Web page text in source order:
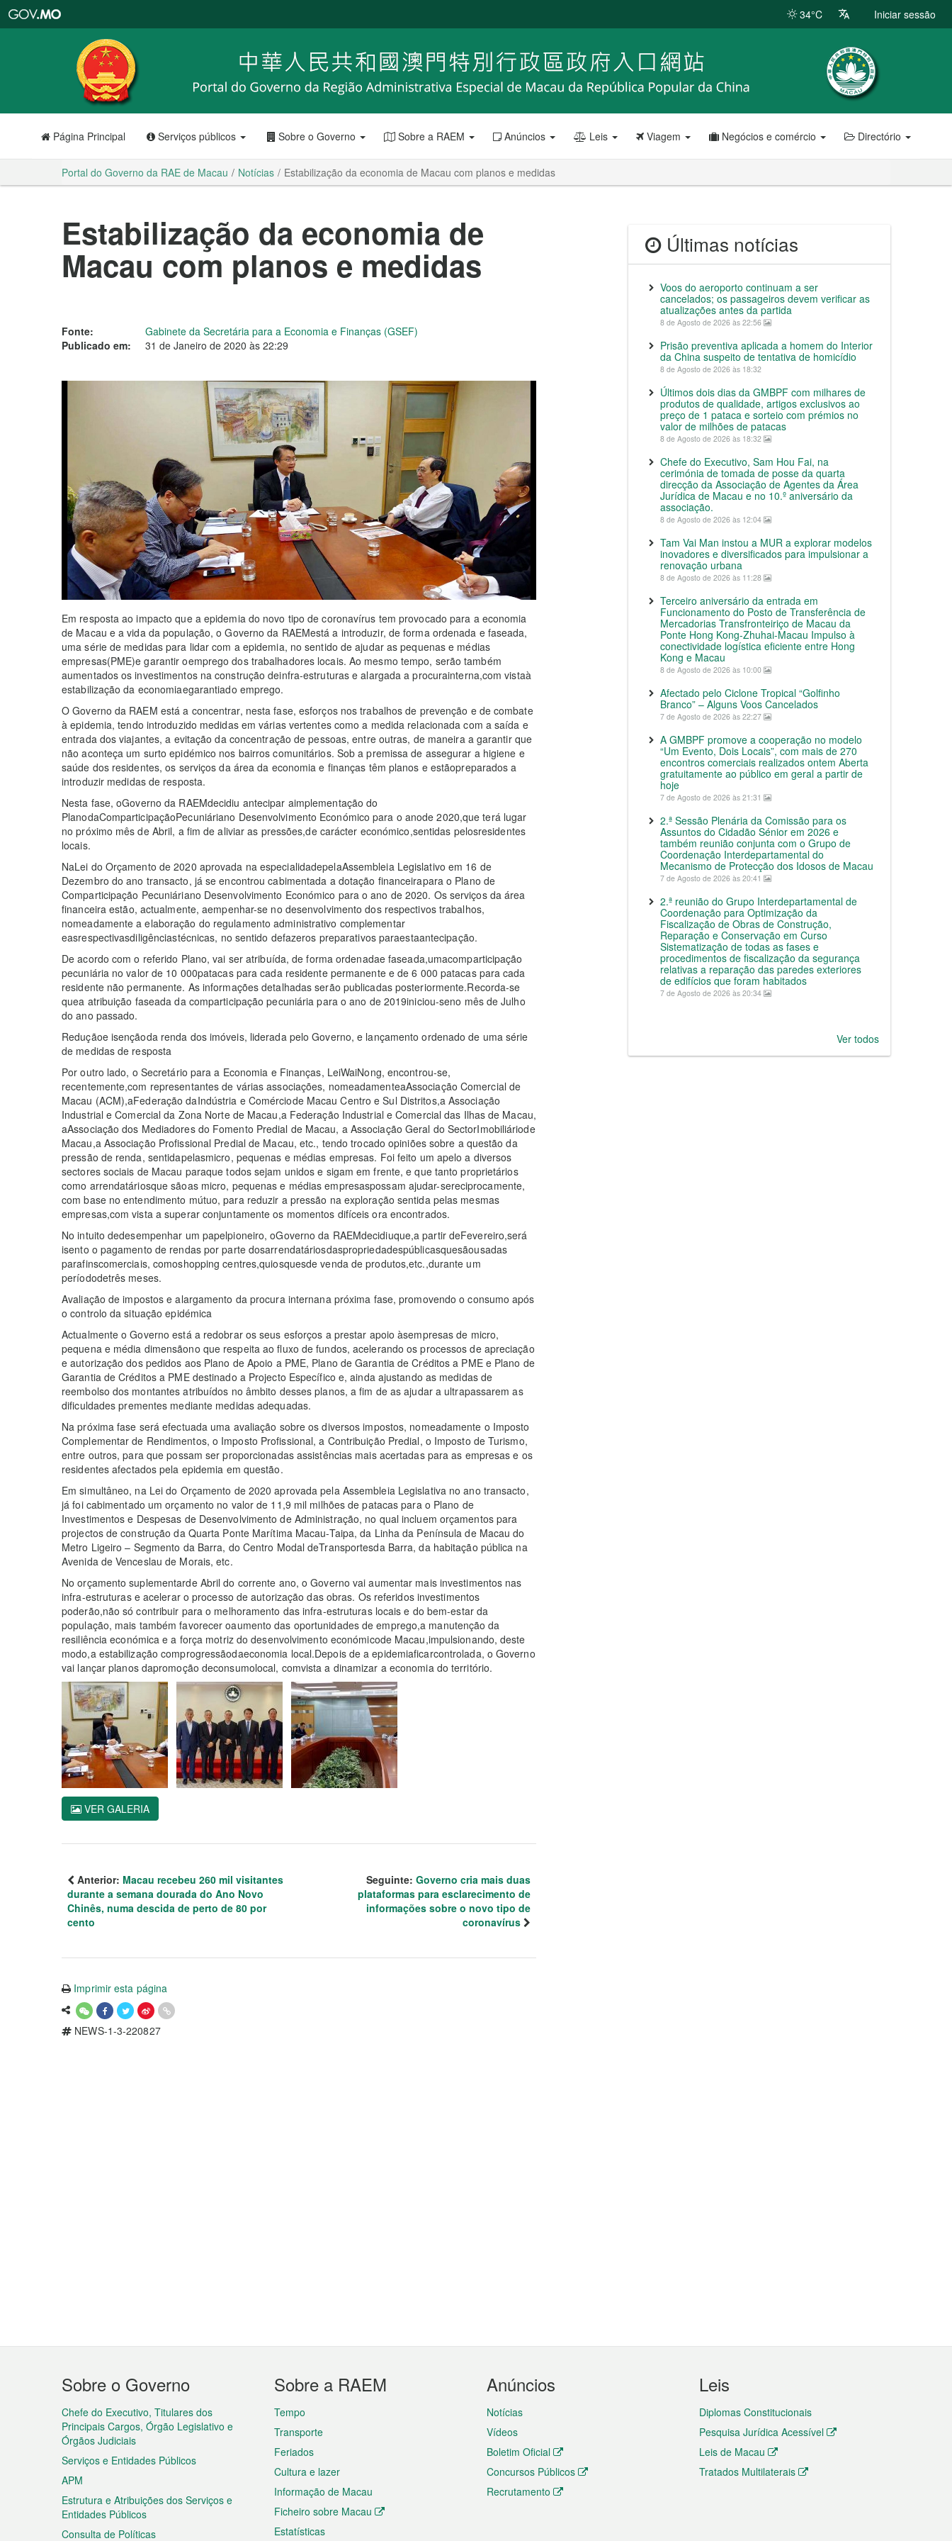
RAE
de
Macau
34°C Iniciar sessão
Página Principal Serviços públicos Sobre o Governo Sobre a RAEM Anúncios Leis Viagem Negócios e comércio Directório
Portal do Governo da RAE de Macau Notícias Estabilização da economia de Macau com planos e medidas
Estabilização da economia de
Macau com planos e medidas
Fonte:
Gabinete da Secretária para a Economia e Finanças (GSEF)
Publicado em:
31 de Janeiro de 2020 às 22:29
Em resposta ao impacto que a epidemia do novo tipo de coronavírus tem provocado para a economia
de Macau e a vida da população, o Governo da RAEMestá a introduzir, de forma ordenada e faseada,
uma série de medidas para lidar com a epidemia, no sentido de ajudar as pequenas e médias
empresas(PME)e garantir oemprego dos trabalhadores locais. Ao mesmo tempo, serão também
aumentados os investimentos na construção deinfra-estruturas e alargada a procurainterna,com vistaà
estabilização da economiaegarantiado emprego.
O Governo da RAEM está a concentrar, nesta fase, esforços nos trabalhos de prevenção e de combate
à epidemia, tendo introduzido medidas em várias vertentes como a medida relacionada com a saída e
entrada dos viajantes, a evitação da concentração de pessoas, entre outras, de maneira a garantir que
não aconteça um surto epidémico nos bairros comunitários. Sob a premissa de assegurar a higiene e
saúde dos residentes, os serviços da área da economia e finanças têm planos e estãopreparados a
introduzir medidas de resposta.
​Nesta fase, oGoverno da RAEMdecidiu antecipar aimplementação do
PlanodaComparticipaçãoPecuniáriano Desenvolvimento Económico para o anode 2020,que terá lugar
no próximo mês de Abril, a fim de aliviar as pressões,de carácter económico,sentidas pelosresidentes
locais.
​NaLei do Orçamento de 2020 aprovada na especialidadepelaAssembleia Legislativo em 16 de
Dezembro do ano transacto, já se encontrou cabimentada a dotação financeirapara o Plano de
Comparticipação Pecuniáriano Desenvolvimento Económico para o ano de 2020. Os serviços da área
financeira estão, actualmente, aempenhar-se no desenvolvimento dos respectivos trabalhos,
nomeadamente a elaboração do regulamento administrativo complementar
easrespectivasdiligênciastécnicas, no sentido defazeros preparativos paraestaantecipação.
​De acordo com o referido Plano, vai ser atribuída, de forma ordenadae faseada,umacomparticipação
pecuniária no valor de 10 000patacas para cada residente permanente e de 6 000 patacas para cada
residente não permanente. As informações detalhadas serão publicadas posteriormente.Recorda-se
quea atribuição faseada da comparticipação pecuniária para o ano de 2019iniciou-seno mês de Julho
do ano passado.
Reduçãoe isençãoda renda dos imóveis, liderada pelo Governo, e lançamento ordenado de uma série
de medidas de resposta
​Por outro lado, o Secretário para a Economia e Finanças, LeiWaiNong, encontrou-se,
recentemente,com representantes de várias associações, nomeadamenteaAssociação Comercial de
Macau (ACM),aFederação daIndústria e Comérciode Macau Centro e Sul Distritos,a Associação
Industrial e Comercial da Zona Norte de Macau,a Federação Industrial e Comercial das Ilhas de Macau,
aAssociação dos Mediadores do Fomento Predial de Macau, a Associação Geral do SectorImobiliáriode
Macau,a Associação Profissional Predial de Macau, etc., tendo trocado opiniões sobre a questão da
pressão de renda, sentidapelasmicro, pequenas e médias empresas. Foi feito um apelo a diversos
sectores sociais de Macau paraque todos sejam unidos e sigam em frente, e que tanto proprietários
como arrendatáriosque sãoas micro, pequenas e médias empresaspossam ajudar-sereciprocamente,
com base no entendimento mútuo, para reduzir a pressão na exploração sentida pelas mesmas
empresas,com vista a superar conjuntamente os momentos difíceis ora encontrados.
​No intuito dedesempenhar um papelpioneiro, oGoverno da RAEMdecidiuque,a partir deFevereiro,será
isento o pagamento de rendas por parte dosarrendatáriosdaspropriedadespúblicasquesãousadas
parafinscomerciais, comoshopping centres,quiosquesde venda de produtos,etc.,durante um
períododetrês meses.
Avaliação de impostos e alargamento da procura internana próxima fase, promovendo o consumo após
o controlo da situação epidémica
​Actualmente o Governo está a redobrar os seus esforços a prestar apoio àsempresas de micro,
pequena e média dimensãono que respeita ao fluxo de fundos, acelerando os processos de apreciação
e autorização dos pedidos aos Plano de Apoio a PME, Plano de Garantia de Créditos a PME e Plano de
Garantia de Créditos a PME destinado a Projecto Específico e, ainda ajustando as medidas de
reembolso dos montantes atribuídos no âmbito desses planos, a fim de as ajudar a ultrapassarem as
dificuldades prementes mediante medidas adequadas.
​Na próxima fase será efectuada uma avaliação sobre os diversos impostos, nomeadamente o Imposto
Complementar de Rendimentos, o Imposto Profissional, a Contribuição Predial, o Imposto de Turismo,
entre outros, para que possam ser proporcionadas assistências mais acertadas para as empresas e os
residentes afectados pela epidemia em questão.
​Em simultâneo, na Lei do Orçamento de 2020 aprovada pela Assembleia Legislativa no ano transacto,
já foi cabimentado um orçamento no valor de 11,9 mil milhões de patacas para o Plano de
Investimentos e Despesas de Desenvolvimento de Administração, no qual incluem orçamentos para
projectos de construção da Quarta Ponte Marítima Macau-Taipa, da Linha da Península de Macau do
Metro Ligeiro – Segmento da Barra, do Centro Modal deTransportesda Barra, da habitação pública na
Avenida de Venceslau de Morais, etc.
​No orçamento suplementarde Abril do corrente ano, o Governo vai aumentar mais investimentos nas
infra-estruturas e acelerar o processo de autorização das obras. Os referidos investimentos
poderão,não só contribuir para o melhoramento das infra-estruturas locais e do bem-estar da
população, mais também favorecer oaumento das oportunidades de emprego,a manutenção da
resiliência económica e a força motriz do desenvolvimento económicode Macau,impulsionando, deste
modo,a estabilização comprogressãodaeconomia local.Depois de a epidemiaficarcontrolada, o Governo
vai lançar planos dapromoção deconsumolocal, comvista a dinamizar a economia do território.
VER GALERIA
Anterior: Macau recebeu 260 mil visitantes
durante a semana dourada do Ano Novo
Chinês, numa descida de perto de 80 por
cento
Seguinte: Governo cria mais duas
plataformas para esclarecimento de
informações sobre o novo tipo de
coronavírus
Imprimir esta página
NEWS-1-3-220827
Últimas notícias
Voos do aeroporto continuam a ser
cancelados; os passageiros devem verificar as
atualizações antes da partida
8 de Agosto de 2026 às 22:56
Prisão preventiva aplicada a homem do Interior
da China suspeito de tentativa de homicídio
8 de Agosto de 2026 às 18:32
Últimos dois dias da GMBPF com milhares de
produtos de qualidade, artigos exclusivos ao
preço de 1 pataca e sorteio com prémios no
valor de milhões de patacas
8 de Agosto de 2026 às 18:32
Chefe do Executivo, Sam Hou Fai, na
cerimónia de tomada de posse da quarta
direcção da Associação de Agentes da Área
Jurídica de Macau e no 10.º aniversário da
associação.
8 de Agosto de 2026 às 12:04
Tam Vai Man instou a MUR a explorar modelos
inovadores e diversificados para impulsionar a
renovação urbana
8 de Agosto de 2026 às 11:28
Terceiro aniversário da entrada em
Funcionamento do Posto de Transferência de
Mercadorias Transfronteiriço de Macau da
Ponte Hong Kong-Zhuhai-Macau Impulso à
conectividade logística eficiente entre Hong
Kong e Macau
8 de Agosto de 2026 às 10:00
Afectado pelo Ciclone Tropical “Golfinho
Branco” – Alguns Voos Cancelados
7 de Agosto de 2026 às 22:27
A GMBPF promove a cooperação no modelo
“Um Evento, Dois Locais”, com mais de 270
encontros comerciais realizados ontem Aberta
gratuitamente ao público em geral a partir de
hoje
7 de Agosto de 2026 às 21:31
2.ª Sessão Plenária da Comissão para os
Assuntos do Cidadão Sénior em 2026 e
também reunião conjunta com o Grupo de
Coordenação Interdepartamental do
Mecanismo de Protecção dos Idosos de Macau
7 de Agosto de 2026 às 20:41
2.ª reunião do Grupo Interdepartamental de
Coordenação para Optimização da
Fiscalização de Obras de Construção,
Reparação e Conservação em Curso
Sistematização de todas as fases e
procedimentos de fiscalização da segurança
relativas a reparação das paredes exteriores
de edifícios que foram habitados
7 de Agosto de 2026 às 20:34
Ver todos
Menu
do
rodapé
Sobre o Governo
Chefe do Executivo, Titulares dos
Principais Cargos, Órgão Legislativo e
Órgãos Judiciais
Serviços e Entidades Públicos
APM
Estrutura e Atribuições dos Serviços e
Entidades Públicos
Consulta de Políticas
Sobre a RAEM
Tempo
Transporte
Feriados
Cultura e lazer
Informação de Macau
Ficheiro sobre Macau
Estatísticas
Anúncios
Notícias
Vídeos
Boletim Oficial
Concursos Públicos
Recrutamento
Leis
Diplomas Constitucionais
Pesquisa Jurídica Acessível
Leis de Macau
Tratados Multilaterais